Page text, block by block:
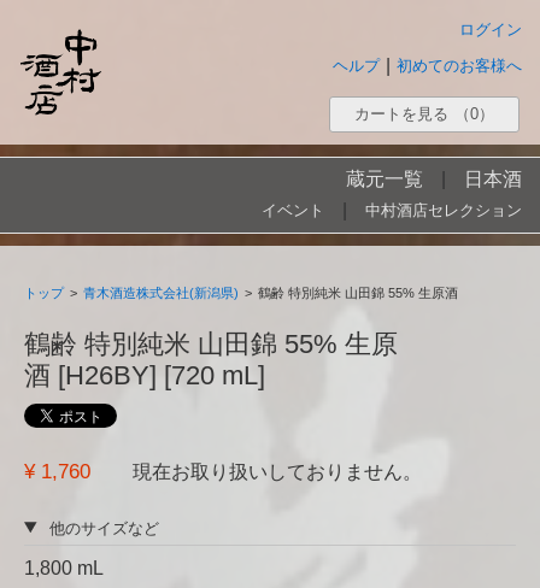
ログイン
初めてのお客様へ
ヘルプ
カートを見る （0）
蔵元一覧 日本酒
イベント 中村酒店セレクション
トップ > 青木酒造株式会社(新潟県) > 鶴齢 特別純米 山田錦 55% 生原酒
鶴齢 特別純米 山田錦 55% 生原
酒 [H26BY] [720 mL]
¥ 1,760 現在お取り扱いしておりません。
他のサイズなど
1,800 mL